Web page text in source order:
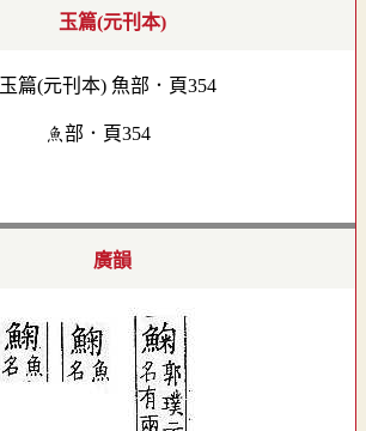
玉篇(元刊本)
魚部．頁354
廣韻